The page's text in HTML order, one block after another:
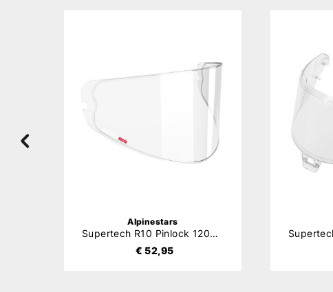
Alpinestars
Supertech R10 Pinlock 120XLT (DKS514)
€ 52,95